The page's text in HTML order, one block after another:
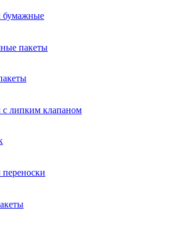
бумажные
пакеты
с липким клапаном